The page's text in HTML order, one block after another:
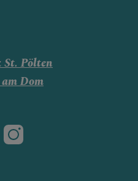
St. Pölten
Dom